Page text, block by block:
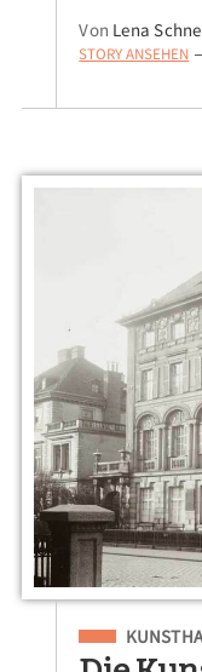
Von Lena
STORY ANSEHEN
Eingeordnet